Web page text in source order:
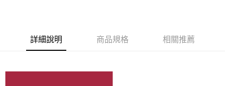
１．簡單：不需註冊會員、不需綁卡、不需儲值。
２．便利：只要手機號碼，簡訊認證，即可結帳。
３．安心：先確認商品／服務後，再付款。
【「AFTEE先享後付」結帳流程】
運送方式詳細說明 商品規格 相關推薦